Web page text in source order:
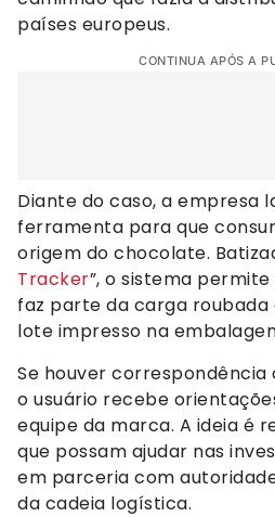
países europeus.
CONTINUA APÓS A
Diante do caso, a empresa
ferramenta para que
origem do chocolate.
Tracker”, o sistema
faz parte da carga
lote impresso na
Se houver correspondência
o usuário recebe
equipe da marca. A ideia é
que possam ajudar nas
em parceria com
da cadeia logística.